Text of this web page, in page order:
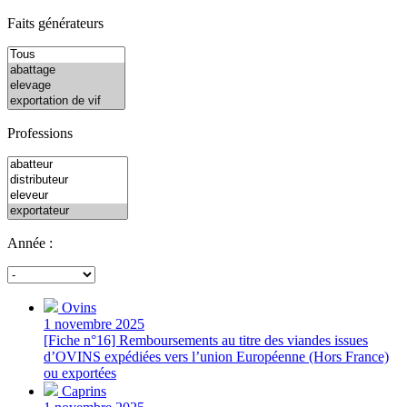
Faits générateurs
Professions
Année :
Ovins
1 novembre 2025
[Fiche n°16] Remboursements au titre des viandes issues
d’OVINS expédiées vers l’union Européenne (Hors France)
ou exportées
Caprins